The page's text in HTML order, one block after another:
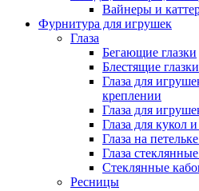
Вайнеры и
Фурнитура для игрушек
Глаза
Бегающие глазки
Блестящие глазки
Глаза для
креплении
Глаза для
Глаза для кукол
Глаза на
Глаза
Стеклянные
Ресницы